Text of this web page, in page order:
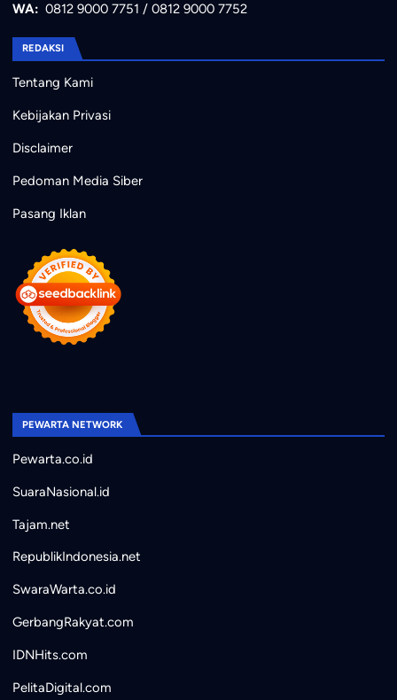
WA: 0812 9000 7751 / 0812 9000 7752
REDAKSI
Tentang Kami
Kebijakan Privasi
Disclaimer
Pedoman Media Siber
Pasang Iklan
PEWARTA NETWORK
Pewarta.co.id
SuaraNasional.id
Tajam.net
RepublikIndonesia.net
SwaraWarta.co.id
GerbangRakyat.com
IDNHits.com
PelitaDigital.com